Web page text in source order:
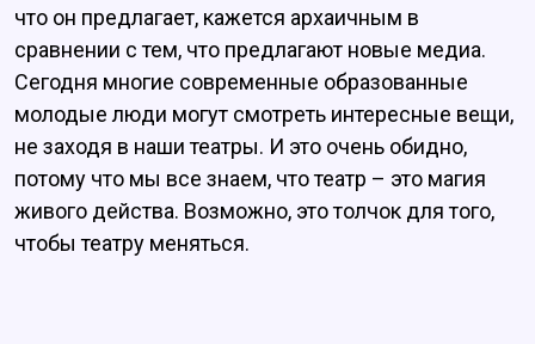
что он предлагает, кажется архаичным в
сравнении с тем, что предлагают новые медиа.
Сегодня многие современные образованные
молодые люди могут смотреть интересные вещи,
не заходя в наши театры. И это очень обидно,
потому что мы все знаем, что театр – это магия
живого действа. Возможно, это толчок для того,
чтобы театру меняться.